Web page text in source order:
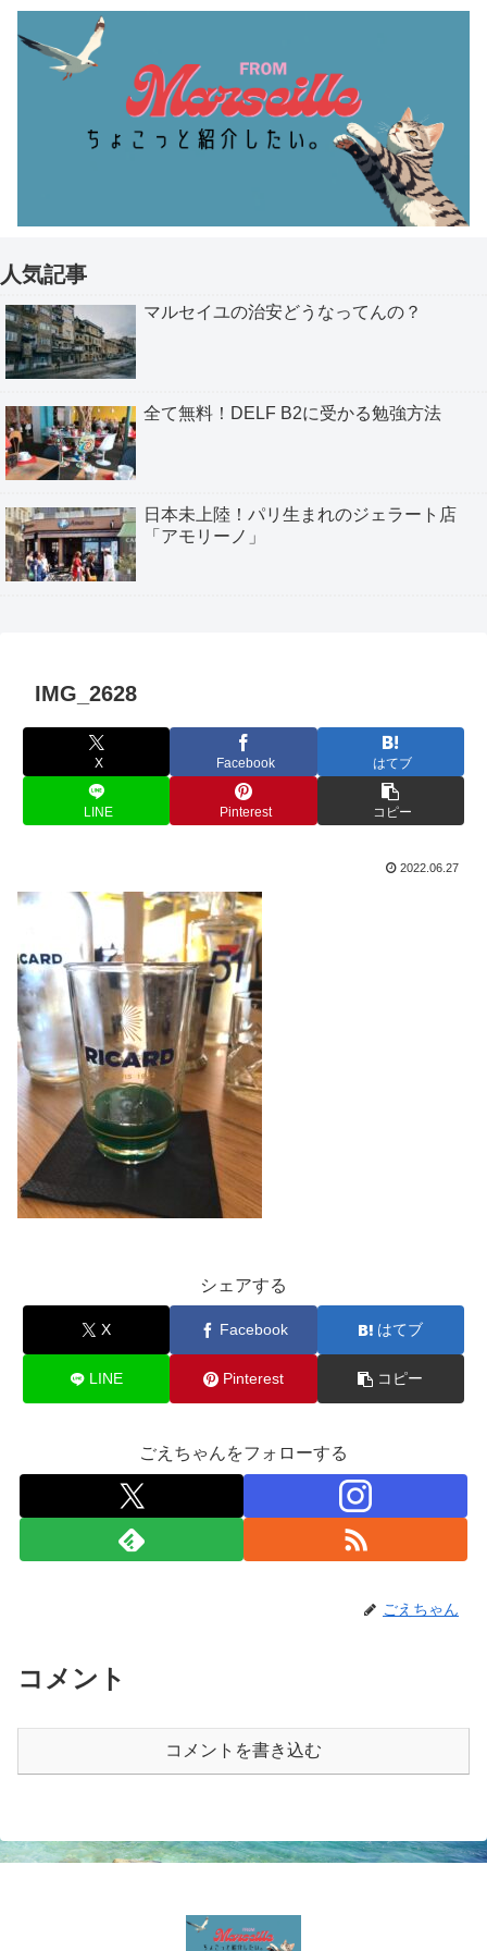
人気記事
マルセイユの治安どうなってんの？
全て無料！DELF B2に受かる勉強方法
日本未上陸！パリ生まれのジェラート店
「アモリーノ」
IMG_2628
X Facebook はてブ
LINE Pinterest コピー
2022.06.27
シェアする
X Facebook はてブ
LINE Pinterest コピー
ごえちゃんをフォローする
ごえちゃん
コメント
コメントを書き込む